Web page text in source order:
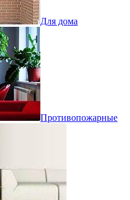
Для дома
Противопожарные